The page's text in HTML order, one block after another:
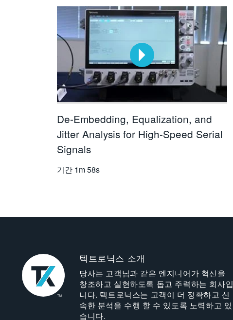
De-Embedding, Equalization, and
Jitter Analysis for High-Speed Serial
Signals
기간 1m 58s
텍트로닉스 소개
당사는 고객님과 같은 엔지니어가 혁신을
창조하고 실현하도록 돕고 주력하는 회사입
니다. 텍트로닉스는 고객이 더 정확하고 신
속한 분석을 수행 할 수 있도록 노력하고 있
습니다.